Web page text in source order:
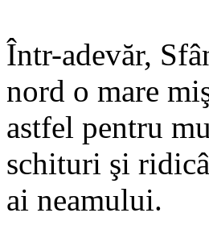
Într-adevăr,
nord o mare
astfel pentru
schituri şi
ai neamului.